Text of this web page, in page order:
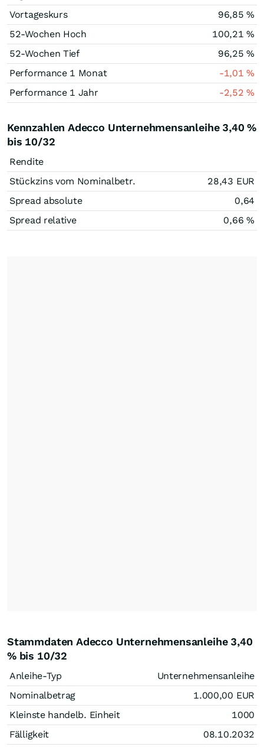
Vortageskurs
96,85%
52-Wochen Hoch
100,21%
52-Wochen Tief
96,25%
Performance 1 Monat
-1,01%
Performance 1 Jahr
-2,52%
Kennzahlen Adecco Unternehmensanleihe 3,40 %
bis 10/32
Rendite
Stückzins vom Nominalbetr.
28,43 EUR
Spread absolute
0,64
Spread relative
0,66 %
Stammdaten Adecco Unternehmensanleihe 3,40
% bis 10/32
Anleihe-Typ
Unternehmensanleihe
Nominalbetrag
1.000,00 EUR
Kleinste handelb. Einheit
1000
Fälligkeit
08.10.2032